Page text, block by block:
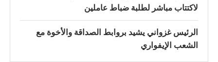
لاكتتاب مباشر لطلبة ضباط عاملين
الرئيس غزواني يشيد بروابط الصداقة والأخوة مع
الشعب الإيفواري